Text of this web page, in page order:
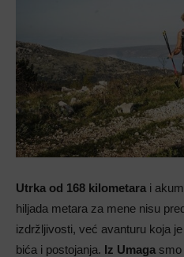
Utrka od 168 kilometara i
hiljada metara za mene nisu
izdržljivosti, već avanturu koja
bića i postojanja. Iz Umaga smo